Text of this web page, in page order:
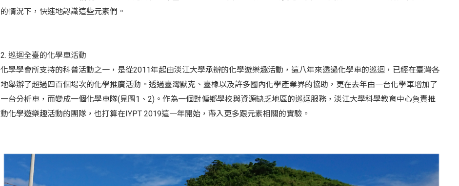
的情況下，快速地認識這些元素們。
2. 巡迴全臺的化學車活動
化學學會所支持的科普活動之一，是從2011年起由淡江大學承辦的化學遊樂趣活動，這八年來透過化學車的巡迴，已經在臺灣各
地舉辦了超過四百個場次的化學推廣活動。透過臺灣默克、臺橡以及許多國內化學產業界的協助，更在去年由一台化學車增加了
一台分析車，而變成一個化學車隊(見圖1、2)。作為一個對偏鄉學校與資源缺乏地區的巡迴服務，淡江大學科學教育中心負責推
動化學遊樂趣活動的團隊，也打算在IYPT 2019這一年開始，帶入更多跟元素相關的實驗。